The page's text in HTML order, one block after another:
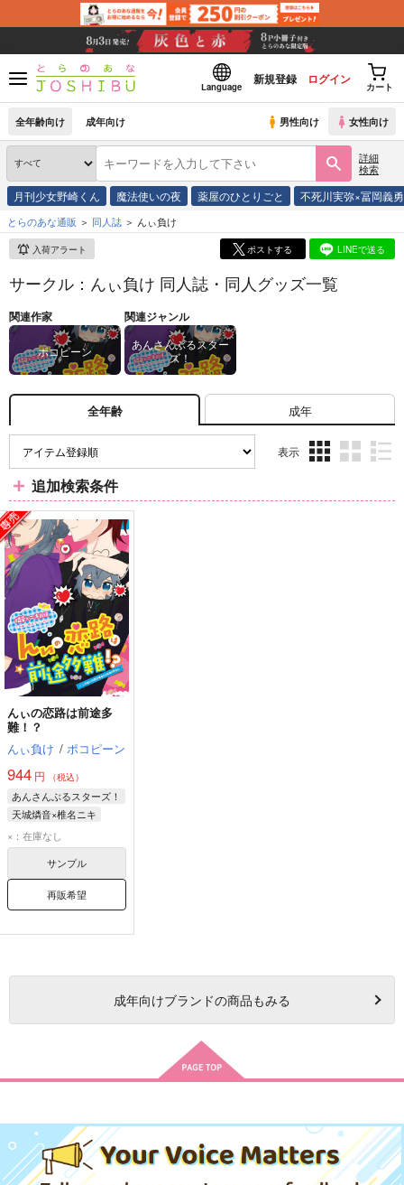
Language
新規登録 ログイン
カート
全年齢向け 成年向け 男性向け 女性向け
詳細
検索
月刊少女野崎くん 魔法使いの夜 薬屋のひとりごと 不死川実弥×冨岡義勇
とらのあな通販 同人誌 んぃ負け
入荷アラート ポストする LINEで送る
サークル：んぃ負け 同人誌・同人グッズ一覧
関連作家
ポコピーン
関連ジャンル
あんさんぶるスター
ズ！
全年齢 成年
表示
ム
ム
ム
追加検索条件
んぃの恋路は前途多
難！？
んぃ負け / ポコピーン
944 円 （税込）
あんさんぶるスターズ！
天城燐音×椎名ニキ
天城燐音
×：在庫なし
サンプル
再販希望
成年向けブランドの商品もみる